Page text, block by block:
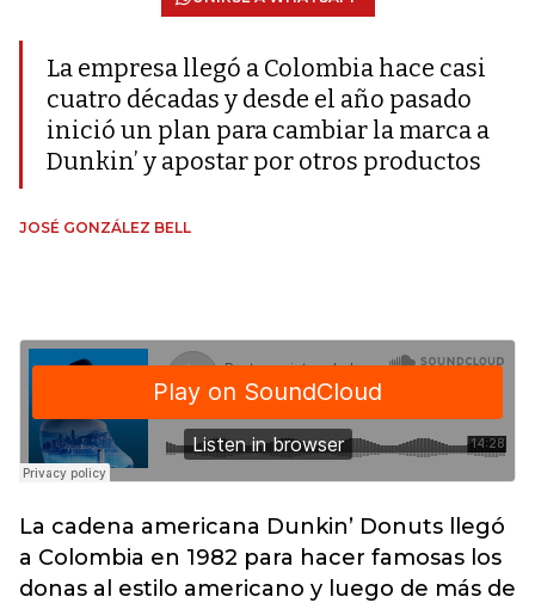
La empresa llegó a Colombia hace casi
cuatro décadas y desde el año pasado
inició un plan para cambiar la marca a
Dunkin’ y apostar por otros productos
JOSÉ GONZÁLEZ BELL
La cadena americana Dunkin’ Donuts llegó
a Colombia en 1982 para hacer famosas los
donas al estilo americano y luego de más de